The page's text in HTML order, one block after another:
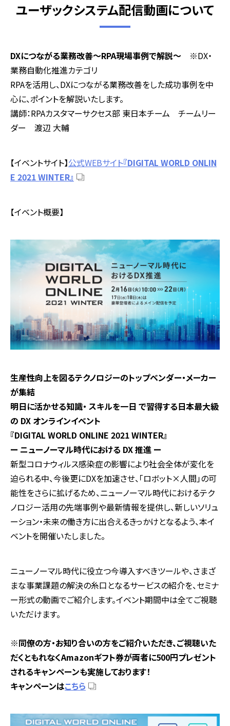
ユーザックシステム配信動画について
DXにつながる業務改善～RPA現場事例で解説～ ※DX・
業務自動化推進カテゴリ
RPAを活用し、DXにつながる業務改善をした成功事例を中
心に、ポイントを解説いたします。
講師：RPAカスタマーサクセス部 東日本チーム チームリー
ダー 渡辺 大輔
【イベントサイト】公式WEBサイト『DIGITAL WORLD ONLIN
E 2021 WINTER』
【イベント概要】
生産性向上を図るテクノロジーのトップベンダー・メーカー
が集結
明日に活かせる知識・ スキルを一日 で習得する日本最大級
の DX オンラインイベント
『DIGITAL WORLD ONLINE 2021 WINTER』
ー ニューノーマル時代における DX推進 ー
新型コロナウィルス感染症の影響により社会全体が変化を
迫られる中、今後更にDXを加速させ、「ロボット×人間」の可
能性をさらに拡げるため、ニューノーマル時代におけるテク
ノロジー活用の先端事例や最新情報を提供し、新しいソリュ
ーション・未来の働き方に出合えるきっかけとなるよう、本イ
ベントを開催いたしました。
ニューノーマル時代に役立つ今導入すべきツールや、さまざ
まな事業課題の解決の糸口となるサービスの紹介を、セミナ
ー形式の動画でご紹介します。イベント期間中は全てご視聴
いただけます。
※同僚の方・お知り合いの方をご紹介いただき、ご視聴いた
だくともれなくAmazonギフト券が両者に500円プレゼント
されるキャンペーンも実施しております！
キャンペーンはこちら